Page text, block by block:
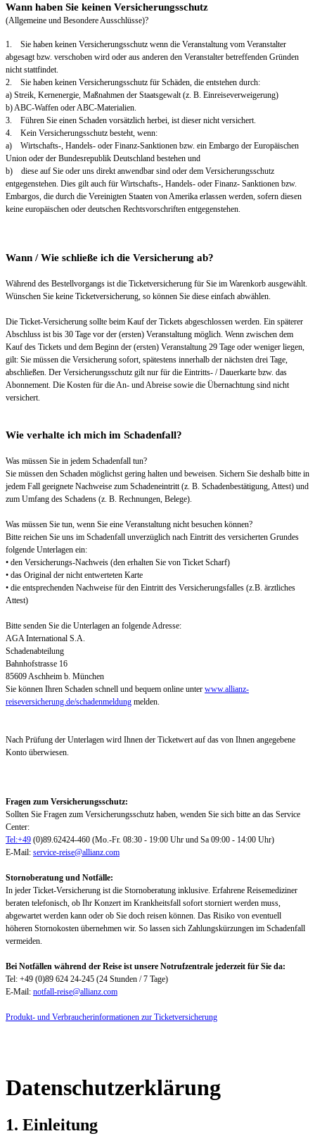
Wann haben Sie keinen Versicherungsschutz
(Allgemeine und Besondere Ausschlüsse)?
1. Sie haben keinen Versicherungsschutz wenn die Veranstaltung vom Veranstalter
abgesagt bzw. verschoben wird oder aus anderen den Veranstalter betreffenden Gründen
nicht stattfindet.
2. Sie haben keinen Versicherungsschutz für Schäden, die entstehen durch:
a) Streik, Kernenergie, Maßnahmen der Staatsgewalt (z. B. Einreiseverweigerung)
b) ABC-Waffen oder ABC-Materialien.
3. Führen Sie einen Schaden vorsätzlich herbei, ist dieser nicht versichert.
4. Kein Versicherungsschutz besteht, wenn:
a) Wirtschafts-, Handels- oder Finanz-Sanktionen bzw. ein Embargo der Europäischen
Union oder der Bundesrepublik Deutschland bestehen und
b) diese auf Sie oder uns direkt anwendbar sind oder dem Versicherungsschutz
entgegenstehen. Dies gilt auch für Wirtschafts-, Handels- oder Finanz- Sanktionen bzw.
Embargos, die durch die Vereinigten Staaten von Amerika erlassen werden, sofern diesen
keine europäischen oder deutschen Rechtsvorschriften entgegenstehen.
Wann / Wie schließe ich die Versicherung ab?
Während des Bestellvorgangs ist die Ticketversicherung für Sie im Warenkorb ausgewählt.
Wünschen Sie keine Ticketversicherung, so können Sie diese einfach abwählen.
Die Ticket-Versicherung sollte beim Kauf der Tickets abgeschlossen werden. Ein späterer
Abschluss ist bis 30 Tage vor der (ersten) Veranstaltung möglich. Wenn zwischen dem
Kauf des Tickets und dem Beginn der (ersten) Veranstaltung 29 Tage oder weniger liegen,
gilt: Sie müssen die Versicherung sofort, spätestens innerhalb der nächsten drei Tage,
abschließen. Der Versicherungsschutz gilt nur für die Eintritts- / Dauerkarte bzw. das
Abonnement. Die Kosten für die An- und Abreise sowie die Übernachtung sind nicht
versichert.
Wie verhalte ich mich im Schadenfall?
Was müssen Sie in jedem Schadenfall tun?
Sie müssen den Schaden möglichst gering halten und beweisen. Sichern Sie deshalb bitte in
jedem Fall geeignete Nachweise zum Schadeneintritt (z. B. Schadenbestätigung, Attest) und
zum Umfang des Schadens (z. B. Rechnungen, Belege).
Was müssen Sie tun, wenn Sie eine Veranstaltung nicht besuchen können?
Bitte reichen Sie uns im Schadenfall unverzüglich nach Eintritt des versicherten Grundes
folgende Unterlagen ein:
• den Versicherungs-Nachweis (den erhalten Sie von Ticket Scharf)
• das Original der nicht entwerteten Karte
• die entsprechenden Nachweise für den Eintritt des Versicherungsfalles (z.B. ärztliches
Attest)
Bitte senden Sie die Unterlagen an folgende Adresse:
AGA International S.A.
Schadenabteilung
Bahnhofstrasse 16
85609 Aschheim b. München
Sie können Ihren Schaden schnell und bequem online unter www.allianz-
reiseversicherung.de/schadenmeldung melden.
Nach Prüfung der Unterlagen wird Ihnen der Ticketwert auf das von Ihnen angegebene
Konto überwiesen.
Fragen zum Versicherungsschutz:
Sollten Sie Fragen zum Versicherungsschutz haben, wenden Sie sich bitte an das Service
Center:
Tel:+49 (0)89.62424-460 (Mo.-Fr. 08:30 - 19:00 Uhr und Sa 09:00 - 14:00 Uhr)
E-Mail: service-reise@allianz.com
Stornoberatung und Notfälle:
In jeder Ticket-Versicherung ist die Stornoberatung inklusive. Erfahrene Reisemediziner
beraten telefonisch, ob Ihr Konzert im Krankheitsfall sofort storniert werden muss,
abgewartet werden kann oder ob Sie doch reisen können. Das Risiko von eventuell
höheren Stornokosten übernehmen wir. So lassen sich Zahlungskürzungen im Schadenfall
vermeiden.
Bei Notfällen während der Reise ist unsere Notrufzentrale jederzeit für Sie da:
Tel: +49 (0)89 624 24-245 (24 Stunden / 7 Tage)
E-Mail: notfall-reise@allianz.com
Produkt- und Verbraucherinformationen zur Ticketversicherung
Datenschutzerklärung
1. Einleitung